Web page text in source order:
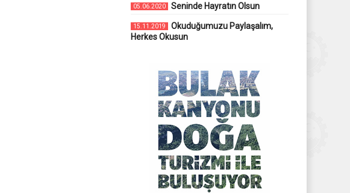
05.06.2020 Seninde Hayratın Olsun
15.11.2019
Okuduğumuzu Paylaşalım,
Herkes Okusun